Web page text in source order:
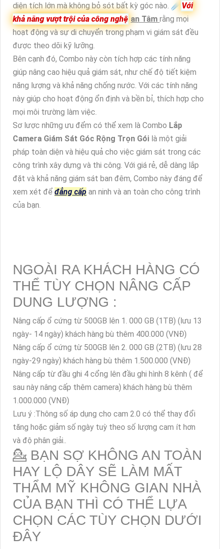
diện tích lớn mà không bỏ sót bất kỳ góc nào. ☄️ Với
khả năng vượt trội của công nghệ an Tâm rằng mọi
hoạt động và sự di chuyển trong phạm vi giám sát đều
được theo dõi kỹ lưỡng.
Bên cạnh đó, Combo này còn tích hợp các tính năng
giúp nâng cao hiệu quả giám sát, như chế độ tiết kiệm
năng lượng và khả năng chống nước. Với các tính năng
này giúp cho hoạt động ổn định và bền bỉ, thích hợp cho
mọi môi trường làm việc.
Sơ lược những ưu đểm có thể xem là Combo Lắp
Camera Giám Sát Góc Rộng Trọn Gói là một giải
pháp toàn diện và hiệu quả cho việc giám sát trong các
công trình xây dựng và thi công. Với giá rẻ, dễ dàng lắp
đặt và khả năng giám sát ban đêm, Combo này đáng để
xem xét để đẳng cấp an ninh và an toàn cho công trình
của bạn.
NGOÀI RA KHÁCH HÀNG CÓ
THỂ TÙY CHỌN NÂNG CẤP
DUNG LƯỢNG :
Nâng cấp ổ cứng từ 500GB lên 1. 000 GB (1TB) (lưu 13
ngày- 14 ngày) khách hàng bù thêm 400.000 (VNĐ)
Nâng cấp ổ cứng từ 500GB lên 2. 000 GB (2TB) (lưu 28
ngày-29 ngày) khách hàng bù thêm 1.500.000 (VNĐ)
Nâng cấp từ đầu ghi 4 cổng lên đầu ghi hình 8 kênh ( để
sau này nâng cấp thêm camera) khách hàng bù thêm
1.000.000 (VNĐ)
Lưu ý :Thông số áp dụng cho cam 2.0 có thể thay đổi
tăng hoặc giảm số ngày tuỳ theo số lượng cam ít hơn
và độ phân giải..
💁 BẠN SỢ KHÔNG AN TOÀN
HAY LỘ DÂY SẼ LÀM MẤT
THẨM MỸ KHÔNG GIAN NHÀ
CỦA BẠN THÌ CÓ THỂ LỰA
CHỌN CÁC TÙY CHỌN DƯỚI
ĐÂY